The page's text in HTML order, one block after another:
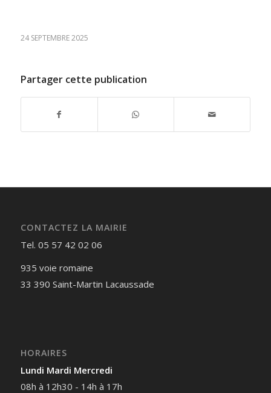
24 SEPTEMBRE 2025
Partager cette publication
CONTACTEZ LA MAIRIE
Tel. 05 57 42 02 06
935 voie romaine
33 390 Saint-Martin Lacaussade
HORAIRES
Lundi Mardi Mercredi
08h à 12h30 - 14h à 17h